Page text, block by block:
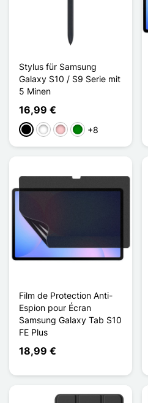
Stylus für Samsung
Galaxy S10 / S9 Serie mit
5 Minen
16,99 €
Schwarz
WeißPinkGrün+8
Film de Protection Anti-
Espion pour Écran
Samsung Galaxy Tab S10
FE Plus
18,99 €